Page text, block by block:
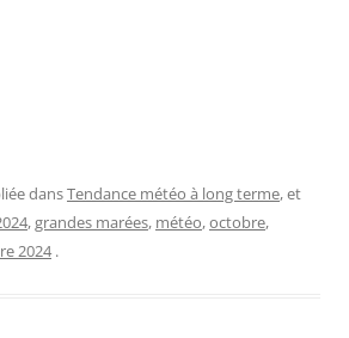
dansTendance météo à long terme, et
,grandes marées, météo,octobre,
2024 .